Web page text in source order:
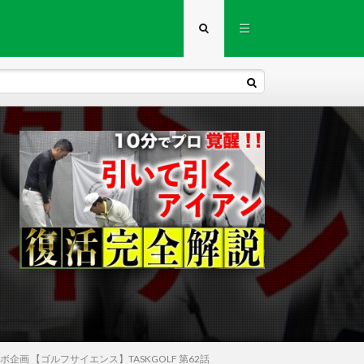
企画 【ゴルフサイエンス】TASKGOLF 第62話